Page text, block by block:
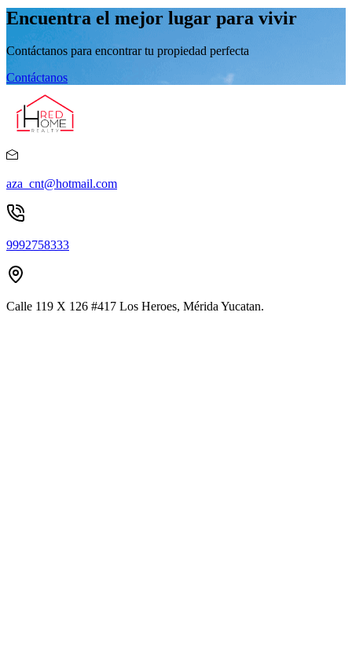
Encuentra el mejor lugar para vivir
Contáctanos para encontrar tu propiedad perfecta
Contáctanos
aza_cnt@hotmail.com
9992758333
Calle 119 X 126 #417 Los Heroes, Mérida Yucatan.